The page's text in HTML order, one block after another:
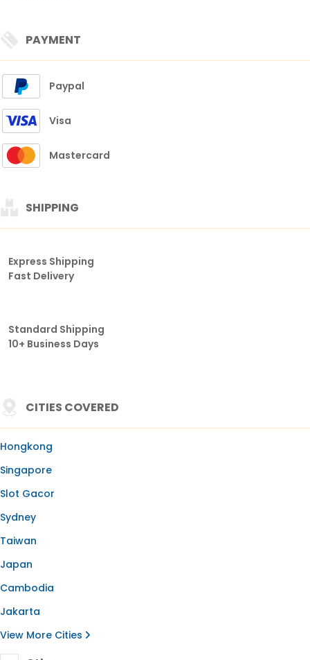
PAYMENT
Paypal
Visa
Mastercard
SHIPPING
Express Shipping
Fast Delivery
Standard Shipping
10+ Business Days
CITIES COVERED
Hongkong
Singapore
Slot Gacor
Sydney
Taiwan
Japan
Cambodia
Jakarta
View More Cities